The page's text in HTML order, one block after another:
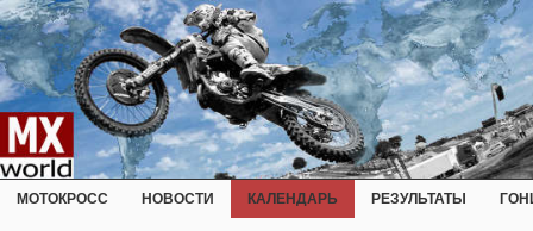
МОТОКРОСС НОВОСТИ КАЛЕНДАРЬ РЕЗУЛЬТАТЫ